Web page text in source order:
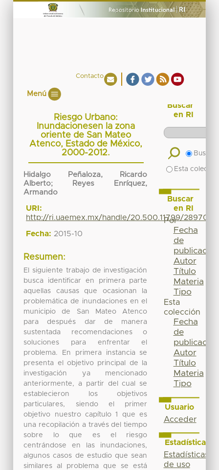
Contacto
Menú
Riesgo Urbano:
Inundacionesen la zona
oriente de San Mateo
Atenco, Estado de México,
2000-2012.
Hidalgo Peñaloza, Ricardo
Alberto;
Reyes Enríquez,
Armando
URI:
http://ri.uaemex.mx/handle/20.500.11799/28970
Fecha: 2015-10
Resumen:
El siguiente trabajo de investigación
busca identificar en primera parte
aquellas causas que ocasionan la
problemática de inundaciones en el
municipio de San Mateo Atenco
para después dar de manera
sustentada recomendaciones o
soluciones para enfrentar el
problema. En primera instancia se
presenta el objetivo principal de la
investigación ya mencionado
anteriormente, a partir del cual se
establecieron los objetivos
particulares, siendo el primer
objetivo nuestro capítulo 1 que es
una recopilación a través del tiempo
sobre lo que es el riesgo
centrándose en las inundaciones,
algunos casos de estudio que sean
similares al problema que se está
Buscar
en RI
Buscar
Esta
Buscar
en RI
Por
Fecha
de
publicación
Autor
Título
Materia
Tipo
Esta
colección
Fecha
de
publicación
Autor
Título
Materia
Tipo
Usuario
Acceder
Estadísticas
Estadísticas
de uso